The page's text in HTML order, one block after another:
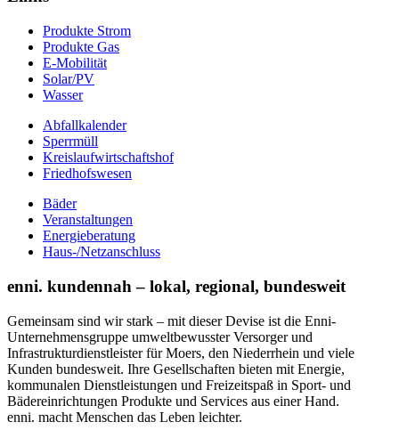
Produkte Strom
Produkte Gas
E-Mobilität
Solar/PV
Wasser
Abfallkalender
Sperrmüll
Kreislaufwirtschaftshof
Friedhofswesen
Bäder
Veranstaltungen
Energieberatung
Haus-/Netzanschluss
enni. kundennah – lokal, regional, bundesweit
Gemeinsam sind wir stark – mit dieser Devise ist die Enni-
Unternehmensgruppe umweltbewusster Versorger und
Infrastrukturdienstleister für Moers, den Niederrhein und viele
Kunden bundesweit. Ihre Gesellschaften bieten mit Energie,
kommunalen Dienstleistungen und Freizeitspaß in Sport- und
Bädereinrichtungen Produkte und Services aus einer Hand.
enni. macht Menschen das Leben leichter.